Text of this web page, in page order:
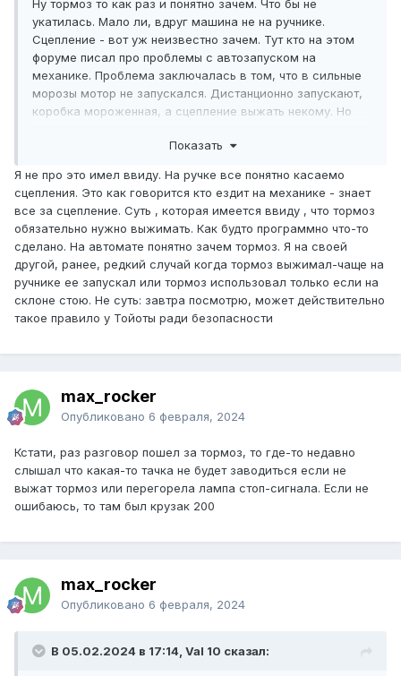
Ну тормоз то как раз и понятно зачем. Что бы не
укатилась. Мало ли, вдруг машина не на ручнике.
Сцепление - вот уж неизвестно зачем. Тут кто на этом
форуме писал про проблемы с автозапуском на
механике. Проблема заключалась в том, что в сильные
морозы мотор не запускался. Дистанционно запускают,
коробка мороженная, а сцепление выжать некому. Но
облегчения прокрутки мотора. И автор того сообщения
е. это можно понимать так, что механика и с невыжатым
сцеплением заводится нормально, если мощи акб
хватает. Но это, конечно, лучше подскажут владельцы
механики.
Показать
Я не про это имел ввиду. На ручке все понятно касаемо
сцепления. Это как говорится кто ездит на механике - знает
все за сцепление. Суть , которая имеется ввиду , что тормоз
обязательно нужно выжимать. Как будто программно что-то
сделано. На автомате понятно зачем тормоз. Я на своей
другой, ранее, редкий случай когда тормоз выжимал-чаще на
ручнике ее запускал или тормоз использовал только если на
склоне стою. Не суть: завтра посмотрю, может действительно
такое правило у Тойоты ради безопасности
max_rocker
Опубликовано 6 февраля, 2024
Кстати, раз разговор пошел за тормоз, то где-то недавно
слышал что какая-то тачка не будет заводиться если не
выжат тормоз или перегорела лампа стоп-сигнала. Если не
ошибаюсь, то там был крузак 200
max_rocker
Опубликовано 6 февраля, 2024
В 05.02.2024 в 17:14, Val 10 сказал: